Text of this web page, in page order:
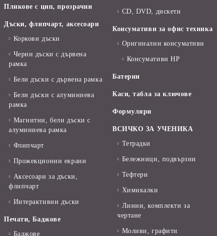
Пликове с цип, прозрачни
Дъски, флипчарт, аксесоари
Коркови дъски
Черни дъски с дървена
рамка
Бели дъски с дървена рамка
Бели дъски с алуминиева
рамка
Магнитни, бели дъски с
алуминиева рамка
Флипчарт
Прожекционни екрани
Аксесоари за дъски,
флипчарт
Интерактивни дъски
Печати, Баджове
Баджове
CD, DVD, дискети
Консумативи за офис техника
Оригинални консумативи
Консумативи HP
Батерии
Каси, табла за ключове
Формуляри
ВСИЧКО ЗА УЧЕНИКА
Тетрадки
Бележници, подвързии
Тефтери
Химикалки
Линии, комплекти за
чертане
Моливи, графити